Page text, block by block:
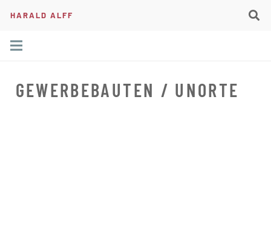
HARALD ALFF
GEWERBEBAUTEN / UNORTE